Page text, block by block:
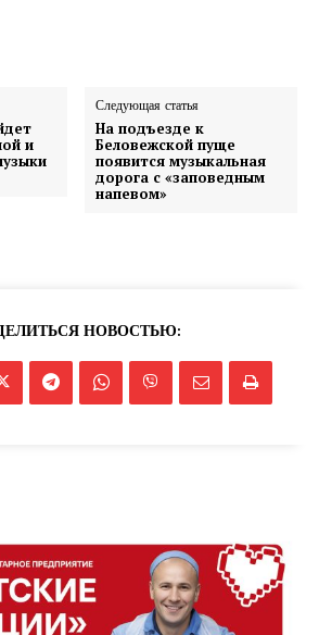
и
Следующая статья
На подъезде к
Беловежской пуще
появится музыкальная
дорога с «заповедным
напевом»
НОВОСТЬЮ: